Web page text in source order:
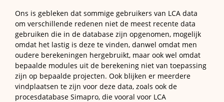
Ons is gebleken dat sommige gebruikers van LCA data
om verschillende redenen niet de meest recente data
gebruiken die in de database zijn opgenomen, mogelijk
omdat het lastig is deze te vinden, danwel omdat men
oudere berekeningen hergebruikt, maar ook wel omdat
bepaalde modules uit de berekening niet van toepassing
zijn op bepaalde projecten. Ook blijken er meerdere
vindplaatsen te zijn voor deze data, zoals ook de
procesdatabase Simapro, die vooral voor LCA